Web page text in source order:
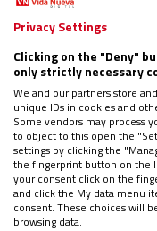
Recuerdo ilusión,
y la especialidad
adaptarse a un
búsqueda de
realidad que
comienzan. Nada
Privacy Settings
Clicking on the "Deny"
only strictly necessary
We and our partners store
unique IDs in cookies and
Some vendors may process
to object to this open the
settings by clicking the
the fingerprint button on the
your consent click on the
and click the My data menu
consent. These choices will
browsing data.